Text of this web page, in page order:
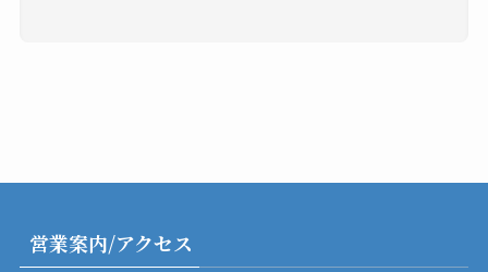
営業案内/アクセス